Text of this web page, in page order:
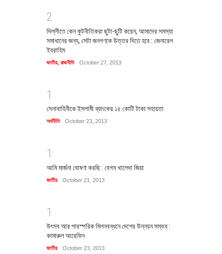
2
দিল্লীতে কেন কুটনীতিকরা ছুটা-ছুটি করেন, আমাদের সমস্যা
সমাধানের জন্য, সেটা জনগণকে উত্তর দিতে হবে : জেনারেল
ইবরাহিম
জাতীয়, রাজনীতি October 27, 2013
1
সেনাবাহিনীকে ইসলামী ব্যাংকের ১৫ কোটি টাকা সহায়তা
অর্থনীতি October 23, 2013
1
আমি মার্জনা ঘোষণা করছি : বেগম খালেদা জিয়া
জাতীয় October 21, 2013
1
উৎসব আর পারস্পরিক মিলনবন্ধনে দেশের উন্নয়ন সম্ভব :
কামারুল আরেফিন
জাতীয় October 23, 2013